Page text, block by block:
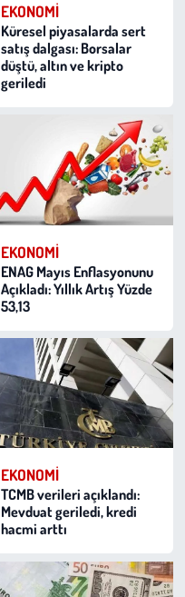
EKONOMI
Küresel piyasalarda sert
satış dalgası: Borsalar
düştü, altın ve kripto
geriledi
EKONOMI
ENAG Mayıs Enflasyonunu
Açıkladı: Yıllık Artış Yüzde
53,13
EKONOMI
TCMB verileri açıklandı:
Mevduat geriledi, kredi
hacmi arttı